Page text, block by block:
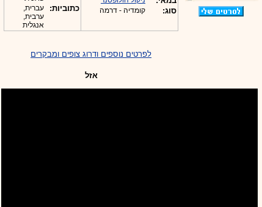
סוג: קומדיה - דרמה כתוביות:
עברית,
ערבית,
אנגלית
לפרטים נוספים ודרוג צופים ומבקרים
אזל